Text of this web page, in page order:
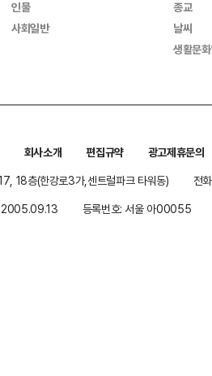
인물
사회일반
종교
날씨
생활문
회사소개 편집규약
광고제휴문의
18층(한강로3가,센트럴파크 타워동)
전
2005.09.13 등록번호: 서울 아00055